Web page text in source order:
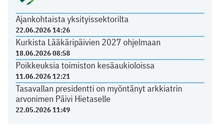
Ajankohtaista yksityissektorilta
22.06.2026 14:26
Kurkista Lääkäripäivien 2027 ohjelmaan
18.06.2026 08:58
Poikkeuksia toimiston kesäaukioloissa
11.06.2026 12:21
Tasavallan presidentti on myöntänyt arkkiatrin
arvonimen Päivi Hietaselle
22.05.2026 11:49